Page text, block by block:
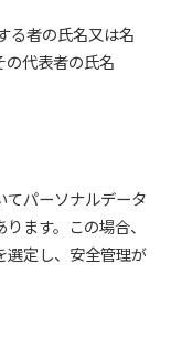
る者の氏名又は名
代表者の氏名
てパーソナルデータ
ます。この場合、
選定し、安全管理が